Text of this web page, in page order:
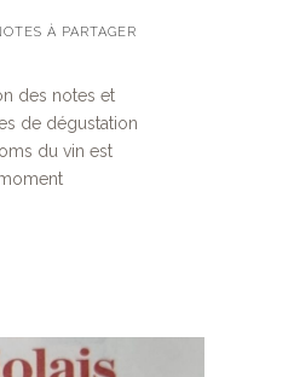
À PARTAGER
des notes et
de dégustation
du vin est